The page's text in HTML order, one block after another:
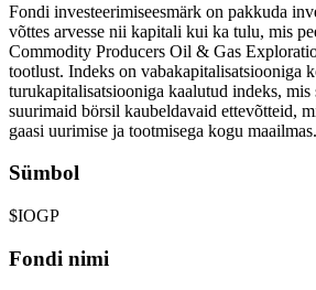
Fondi investeerimiseesmärk on pakkuda
võttes arvesse nii kapitali kui ka tulu, mis
Commodity Producers Oil & Gas
tootlust. Indeks on vabakapitalisatsiooniga
turukapitalisatsiooniga kaalutud indeks, mis
suurimaid börsil kaubeldavaid ettevõtteid,
gaasi uurimise ja tootmisega kogu maailmas.
Sümbol
$IOGP
Fondi nimi